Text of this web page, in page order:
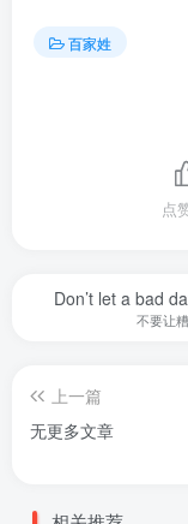
百家姓
点
Don’t let a bad
不要让
上一篇
无更多文章